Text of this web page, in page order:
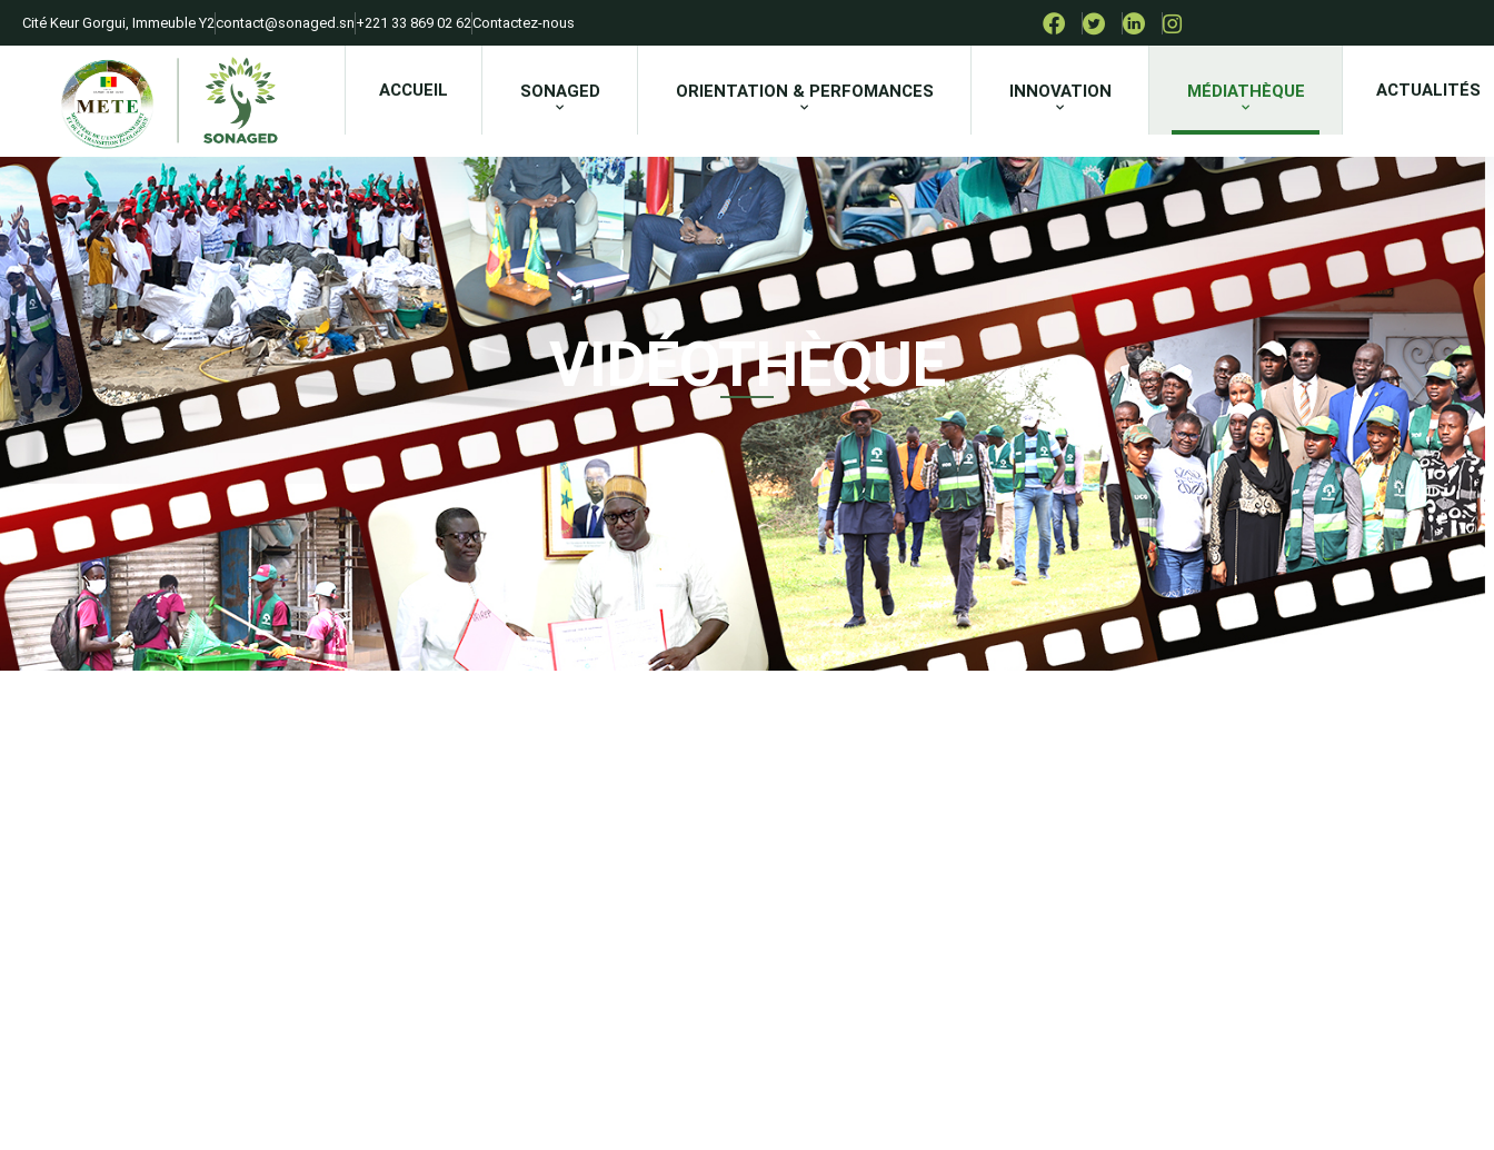
Cité Keur Gorgui, Immeuble Y2​contact@sonaged.sn​ +221 33 869 02 62​Contactez-nous
ACCUEIL SONAGED ORIENTATION & PERFOMANCES INNOVATION MÉDIATHÈQUE ACTUALITÉS
VIDÉOTHÈQUE